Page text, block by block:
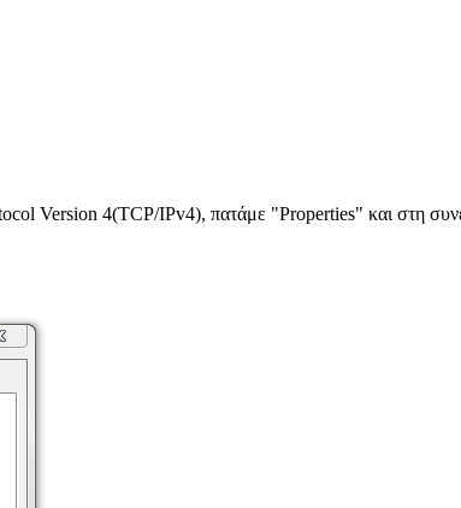
Version 4(TCP/IPv4), πατάμε "Properties" και στη